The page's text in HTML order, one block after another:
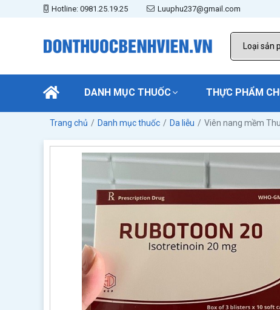
Hotline: 0981.25.19.25 Luuphu237@gmail.com
DANH MỤC THUỐC THỰC PHẨM
Trang chủ Danh mục thuốc Da liễu Viên nang mềm